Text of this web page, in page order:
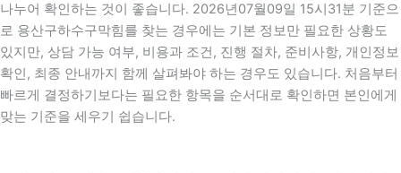
나누어 확인하는 것이 좋습니다. 2026년07월09일 15시31분 기준으
로 용산구하수구막힘를 찾는 경우에는 기본 정보만 필요한 상황도
있지만, 상담 가능 여부, 비용과 조건, 진행 절차, 준비사항, 개인정보
확인, 최종 안내까지 함께 살펴봐야 하는 경우도 있습니다. 처음부터
빠르게 결정하기보다는 필요한 항목을 순서대로 확인하면 본인에게
맞는 기준을 세우기 쉽습니다.